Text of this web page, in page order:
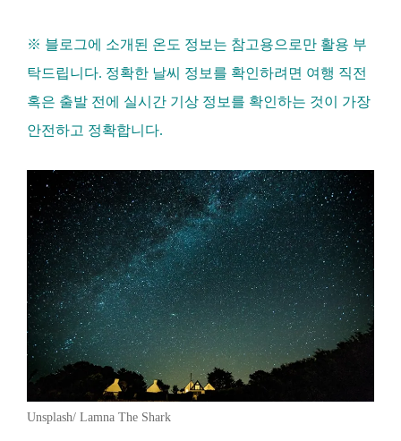
※ 블로그에 소개된 온도 정보는 참고용으로만 활용 부
탁드립니다. 정확한 날씨 정보를 확인하려면 여행 직전
혹은 출발 전에 실시간 기상 정보를 확인하는 것이 가장
안전하고 정확합니다.
Unsplash/ Lamna The Shark